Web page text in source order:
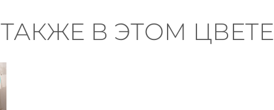
ТАКЖЕ В ЭТОМ ЦВЕТЕ